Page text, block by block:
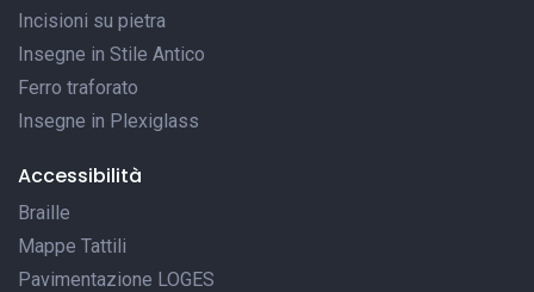
Incisioni su pietra
Insegne in Stile Antico
Ferro traforato
Insegne in Plexiglass
Accessibilità
Braille
Mappe Tattili
Pavimentazione LOGES